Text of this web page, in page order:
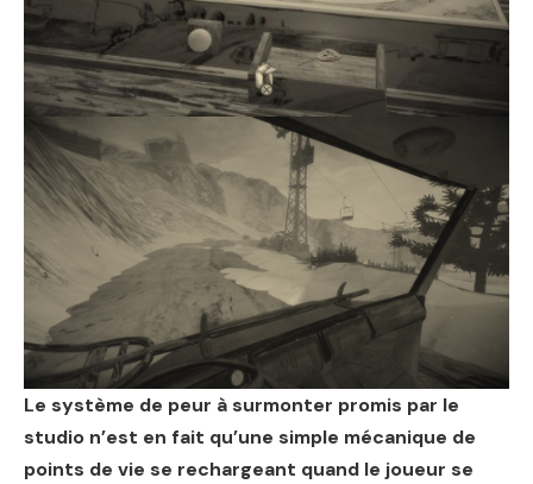
Le système de peur à surmonter promis par le
studio n’est en fait qu’une simple mécanique de
points de vie se rechargeant quand le joueur se